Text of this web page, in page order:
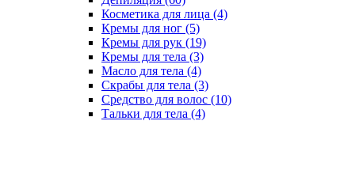
Косметика для лица (4)
Кремы для ног (5)
Кремы для рук (19)
Кремы для тела (3)
Масло для тела (4)
Скрабы для тела (3)
Средство для волос (10)
Тальки для тела (4)